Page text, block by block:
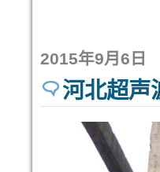
2015年9月6日
河北超声